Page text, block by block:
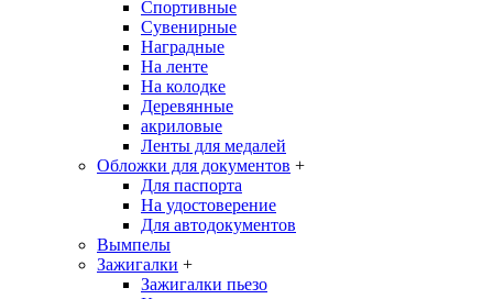
Спортивные
Сувенирные
Наградные
На ленте
На колодке
Деревянные
акриловые
Ленты для медалей
Обложки для документов +
Для паспорта
На удостоверение
Для автодокументов
Вымпелы
Зажигалки +
Зажигалки пьезо